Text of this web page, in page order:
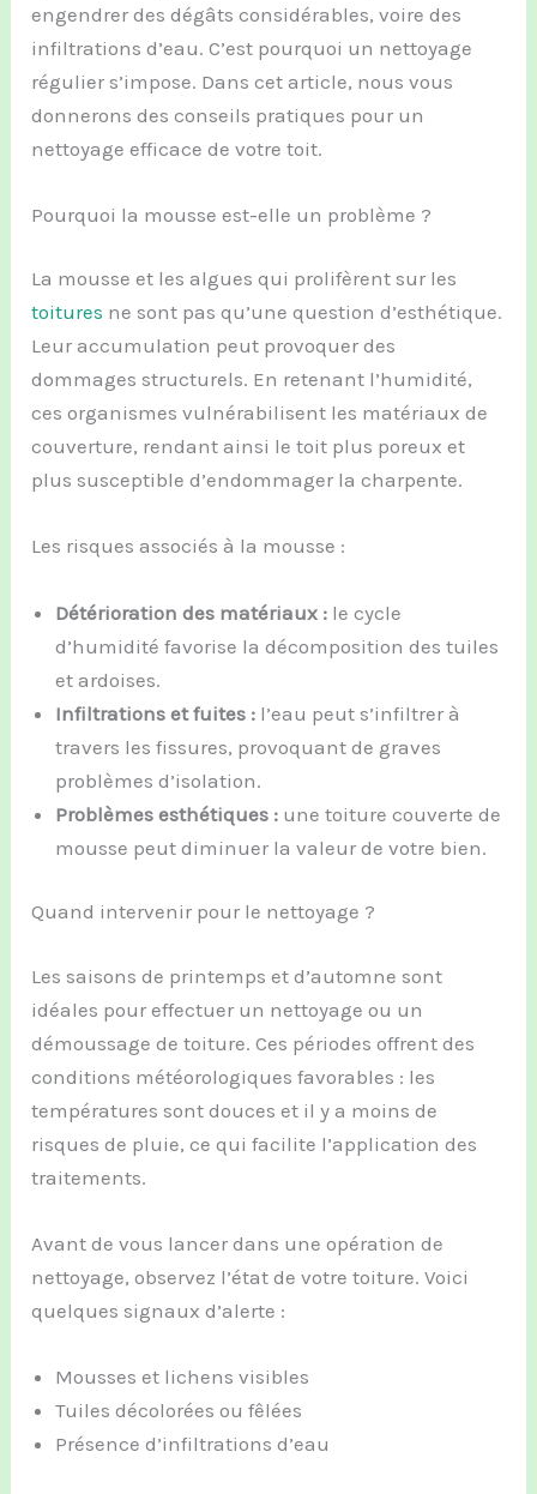
engendrer des dégâts considérables, voire des
infiltrations d’eau. C’est pourquoi un nettoyage
régulier s’impose. Dans cet article, nous vous
donnerons des conseils pratiques pour un
nettoyage efficace de votre toit.
Pourquoi la mousse est-elle un problème ?
La mousse et les algues qui prolifèrent sur les
toitures ne sont pas qu’une question d’esthétique.
Leur accumulation peut provoquer des
dommages structurels. En retenant l’humidité,
ces organismes vulnérabilisent les matériaux de
couverture, rendant ainsi le toit plus poreux et
plus susceptible d’endommager la charpente.
Les risques associés à la mousse :
Détérioration des matériaux : le cycle
d’humidité favorise la décomposition des tuiles
et ardoises.
Infiltrations et fuites : l’eau peut s’infiltrer à
travers les fissures, provoquant de graves
problèmes d’isolation.
Problèmes esthétiques : une toiture couverte de
mousse peut diminuer la valeur de votre bien.
Quand intervenir pour le nettoyage ?
Les saisons de printemps et d’automne sont
idéales pour effectuer un nettoyage ou un
démoussage de toiture. Ces périodes offrent des
conditions météorologiques favorables : les
températures sont douces et il y a moins de
risques de pluie, ce qui facilite l’application des
traitements.
Avant de vous lancer dans une opération de
nettoyage, observez l’état de votre toiture. Voici
quelques signaux d’alerte :
Mousses et lichens visibles
Tuiles décolorées ou fêlées
Présence d’infiltrations d’eau